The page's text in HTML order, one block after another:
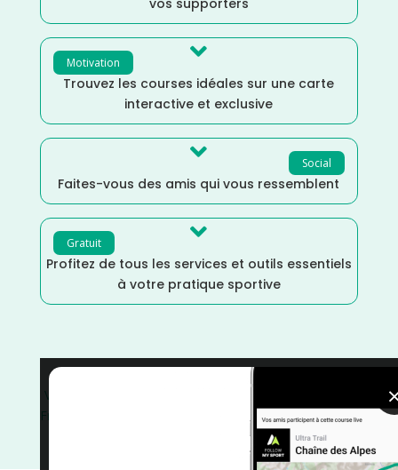
vos supporters
Motivation 
Trouvez les courses idéales sur une carte
interactive et exclusive
Social

Faites-vous des amis qui vous ressemblent
Gratuit 
Profitez de tous les services et outils essentiels
à votre pratique sportive
Var
France
Distance Marathon/Distance
Dénivelé Montagne/
courses